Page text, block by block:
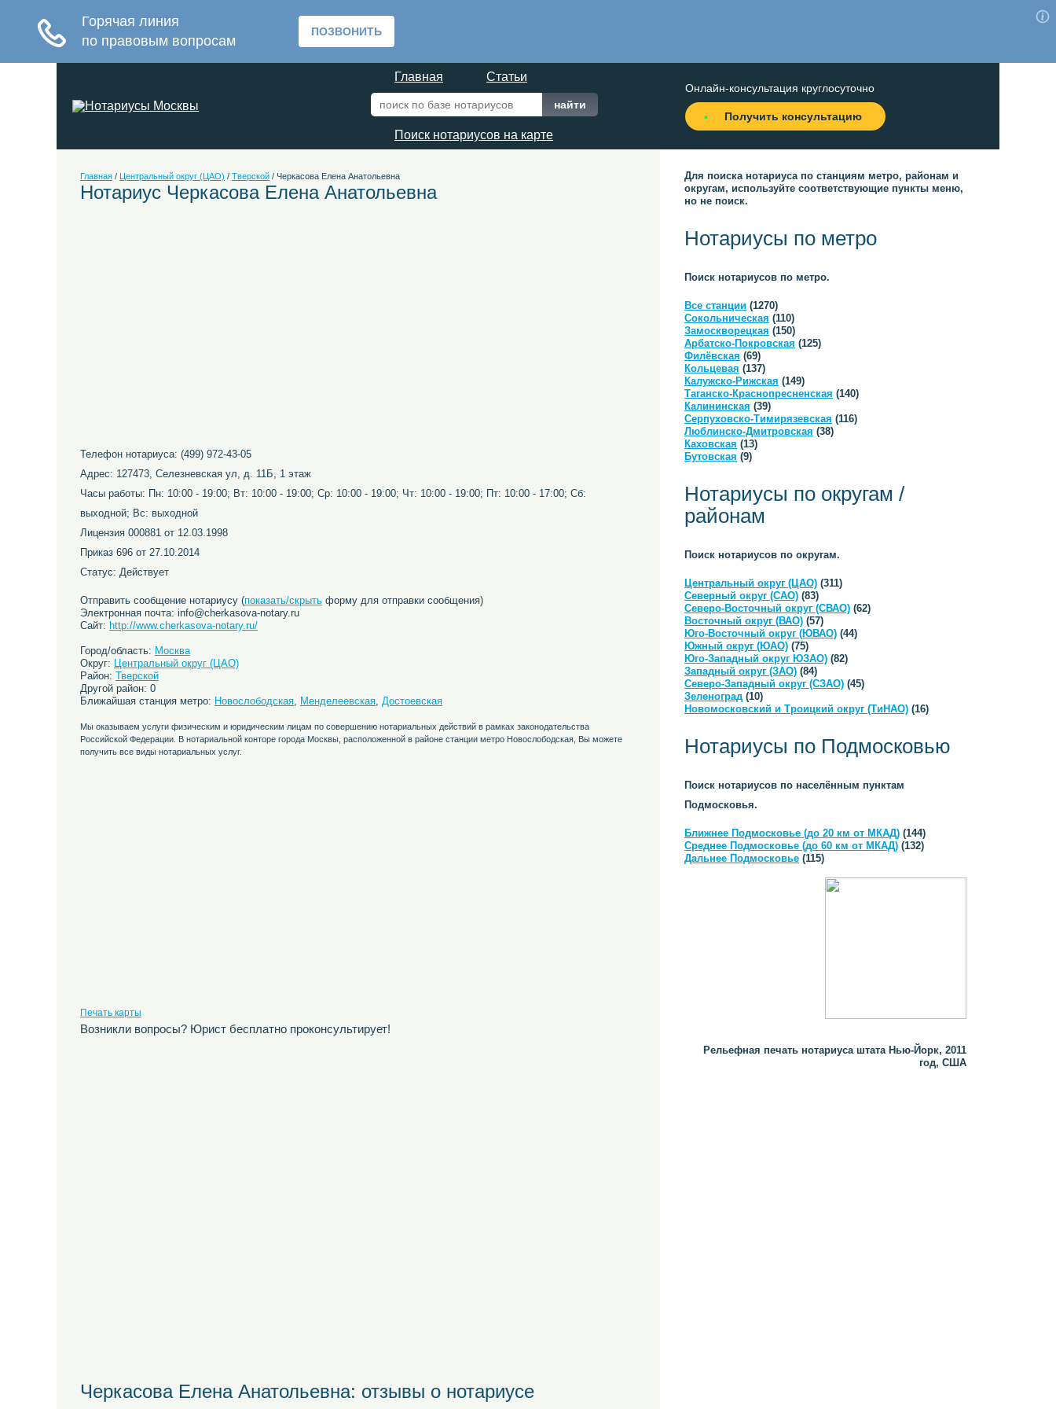
Главная Статьи
Поиск нотариусов на карте
Онлайн-консультация круглосуточно
Получить консультацию
Главная / Центральный округ (ЦАО) / Тверской / Черкасова Елена Анатольевна
Нотариус Черкасова Елена Анатольевна
Телефон нотариуса: (499) 972-43-05
Адрес: 127473, Селезневская ул, д. 11Б, 1 этаж
Часы работы: Пн: 10:00 - 19:00; Вт: 10:00 - 19:00; Ср: 10:00 - 19:00; Чт: 10:00 - 19:00; Пт: 10:00 - 17:00; Сб:
выходной; Вс: выходной
Лицензия 000881 от 12.03.1998
Приказ 696 от 27.10.2014
Статус: Действует
Отправить сообщение нотариусу (показать/скрыть форму для отправки сообщения)
Электронная почта: info@cherkasova-notary.ru
Сайт: http://www.cherkasova-notary.ru/
Город/область: Москва
Округ: Центральный округ (ЦАО)
Район: Тверской
Другой район: 0
Ближайшая станция метро: Новослободская, Менделеевская, Достоевская
Мы оказываем услуги физическим и юридическим лицам по совершению нотариальных действий в рамках законодательства
Российской Федерации. В нотариальной конторе города Москвы, расположенной в районе станции метро Новослободская, Вы можете
получить все виды нотариальных услуг.
Печать карты
Возникли вопросы? Юрист бесплатно проконсультирует!
Черкасова Елена Анатольевна: отзывы о нотариусе
Для поиска нотариуса по станциям метро, районам и
округам, используйте соответствующие пункты меню,
но не поиск.
Нотариусы по метро
Поиск нотариусов по метро.
Все станции (1270)
Сокольническая (110)
Замоскворецкая (150)
Арбатско-Покровская (125)
Филёвская (69)
Кольцевая (137)
Калужско-Рижская (149)
Таганско-Краснопресненская (140)
Калининская (39)
Серпуховско-Тимирязевская (116)
Люблинско-Дмитровская (38)
Каховская (13)
Бутовская (9)
Нотариусы по округам /
районам
Поиск нотариусов по округам.
Центральный округ (ЦАО) (311)
Северный округ (САО) (83)
Северо-Восточный округ (СВАО) (62)
Восточный округ (ВАО) (57)
Юго-Восточный округ (ЮВАО) (44)
Южный округ (ЮАО) (75)
Юго-Западный округ ЮЗАО) (82)
Западный округ (ЗАО) (84)
Северо-Западный округ (СЗАО) (45)
Зеленоград (10)
Новомосковский и Троицкий округ (ТиНАО) (16)
Нотариусы по Подмосковью
Поиск нотариусов по населённым пунктам
Подмосковья.
Ближнее Подмосковье (до 20 км от МКАД) (144)
Среднее Подмосковье (до 60 км от МКАД) (132)
Дальнее Подмосковье (115)
Рельефная печать нотариуса штата Нью-Йорк, 2011
год, США